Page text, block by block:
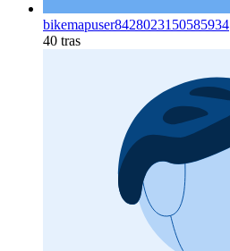
bikemapuser8428023150585934
40 tras